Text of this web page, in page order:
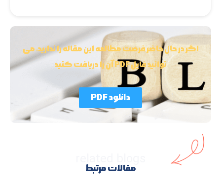
اگر در حال حاضر فرصت مطالعه این مقاله را ندارید، می
توانید فایل PDF آن را دریافت کنید
دانلود PDF
مقالات مرتبط